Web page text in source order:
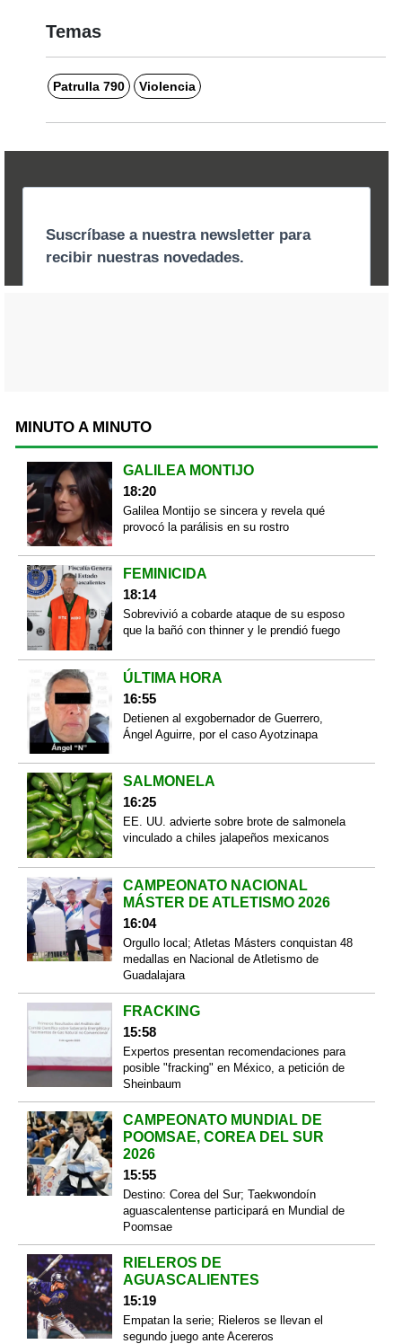
Temas
Patrulla 790 Violencia
MINUTO A MINUTO
GALILEA MONTIJO
18:20
Galilea Montijo se sincera y revela qué
provocó la parálisis en su rostro
FEMINICIDA
18:14
Sobrevivió a cobarde ataque de su esposo
que la bañó con thinner y le prendió fuego
ÚLTIMA HORA
16:55
Detienen al exgobernador de Guerrero,
Ángel Aguirre, por el caso Ayotzinapa
SALMONELA
16:25
EE. UU. advierte sobre brote de salmonela
vinculado a chiles jalapeños mexicanos
CAMPEONATO NACIONAL
MÁSTER DE ATLETISMO 2026
16:04
Orgullo local; Atletas Másters conquistan 48
medallas en Nacional de Atletismo de
Guadalajara
FRACKING
15:58
Expertos presentan recomendaciones para
posible "fracking" en México, a petición de
Sheinbaum
CAMPEONATO MUNDIAL DE
POOMSAE, COREA DEL SUR
2026
15:55
Destino: Corea del Sur; Taekwondoín
aguascalentense participará en Mundial de
Poomsae
RIELEROS DE
AGUASCALIENTES
15:19
Empatan la serie; Rieleros se llevan el
segundo juego ante Acereros